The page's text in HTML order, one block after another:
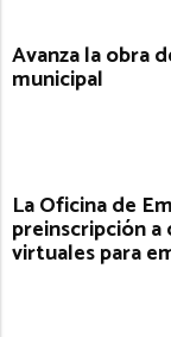
Avanza la obra
municipal
La Oficina de
preinscripción a
virtuales para